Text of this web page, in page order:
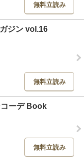
無料立読み
ジン vol.16
無料立読み
ーデ Book
無料立読み